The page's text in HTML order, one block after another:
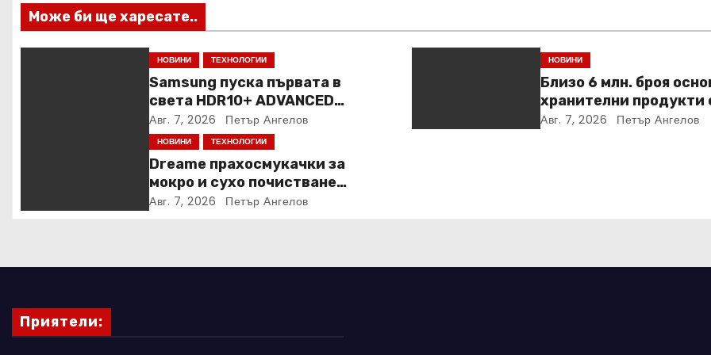
и
Може би ще харесате..
НОВИНИ ТЕХНОЛОГИИ
Samsung пуска първата в
света HDR10+ ADVANCED
стрийминг услуга в Prime Video
Авг. 7, 2026 Петър Ангелов
НОВИНИ
Близо 6 млн. броя
хранителни продукти
закупени от „Кошница
Авг. 7, 2026 Петър Ангелов
НОВИНИ ТЕХНОЛОГИИ
Dreame прахосмукачки за
мокро и сухо почистване
надхвърлиха 2 000 патентни
Авг. 7, 2026 Петър Ангелов
Приятели: